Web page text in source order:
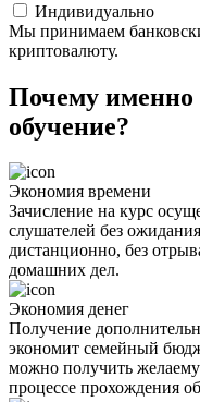
Индивидуально
Мы принимаем
криптовалюту.
Почему именно
обучение?
Экономия времени
Зачисление на курс
слушателей без
дистанционно, без
домашних дел.
Экономия денег
Получение
экономит семейный
можно получить
процессе прохождения